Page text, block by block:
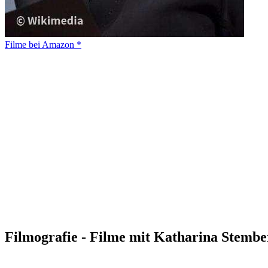
Filme bei Amazon *
Filmografie - Filme mit Katharina